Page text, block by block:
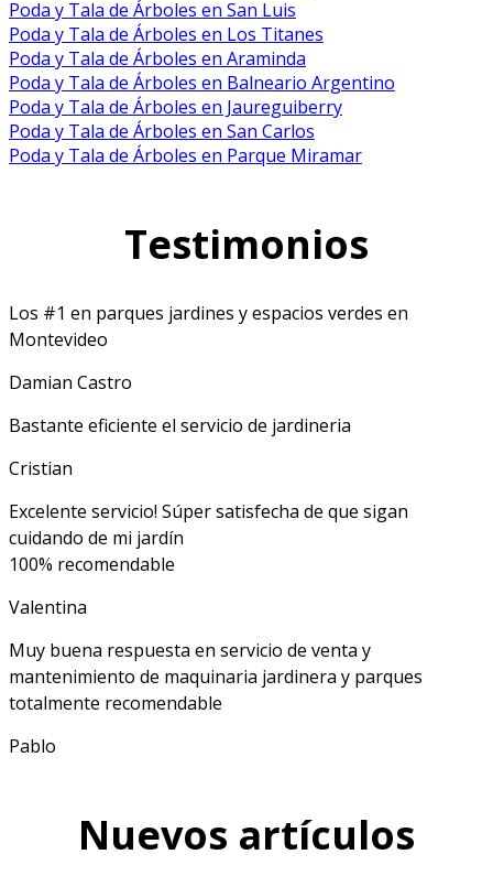
Poda y Tala de Árboles en San Luis
Poda y Tala de Árboles en Los Titanes
Poda y Tala de Árboles en Araminda
Poda y Tala de Árboles en Balneario Argentino
Poda y Tala de Árboles en Jaureguiberry
Poda y Tala de Árboles en San Carlos
Poda y Tala de Árboles en Parque Miramar
Testimonios
Los #1 en parques jardines y espacios verdes en
Montevideo
Damian Castro
Bastante eficiente el servicio de jardineria
Cristian
Excelente servicio! Súper satisfecha de que sigan
cuidando de mi jardín
100% recomendable
Valentina
Muy buena respuesta en servicio de venta y
mantenimiento de maquinaria jardinera y parques
totalmente recomendable
Pablo
Nuevos artículos